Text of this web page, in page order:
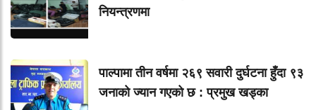
नियन्त्रणमा
पाल्पामा तीन वर्षमा २६९ सवारी दुर्घटना हुँदा ९३
जनाको ज्यान गएको छ : प्रमुख खड्का